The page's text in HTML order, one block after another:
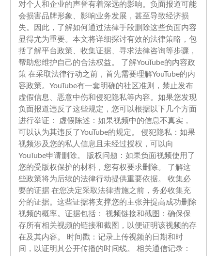
对个人和企业的声誉有着深远的影响。负面报道可能
会损害品牌形象
影响业务发展 ，甚至导致经济损
失。 因此 ， 了解如何通过法律手段删除这些负面内容
显得尤为重要。本文将详细探讨有效的法律策略 ，包
括了解平台政策 、收集证据 、寻求法律咨询等步骤 ，
帮助您维护自己的合法权益。 了解YouTube的内容政
策 在采取法律行动之前 ，首先需要理解YouTube的内
容政策。YouTube有一套明确的社区准则 ，禁止发布
虚假信息
、恶意中伤和侵犯隐私等内容。如果您发现
负面报道违反了这些规定 ，您可以根据以下几个方面
进行举证 ： 虚假陈述 ：如果视频中的信息不真实 ，
可以认为其违反了YouTube的规定。侵犯隐私 ：如果
视频涉及您的私人信息且未经过授权 ， 可以向
YouTube申请删除。 版权问题 ：如果负面视频使用了
您的受版权保护的材料 ，您有权要求删除。 了解这
些政策将为后续的法律行动提供重要依据。收集必
要的证据 在您决定采取法律措施之前 ，务必收集充
分的证据。这些证据将支撑您的主张并提高成功删除
视频的概率。证据包括 ：视频链接和截图 ：确保保
存所有相关视频的链接和截图
，
以便证明该视频的存
在及其内容。 时间戳 ：记录上传视频的日期和时
间
， 以证明其公开传播的时间线。相关通信记录 ：